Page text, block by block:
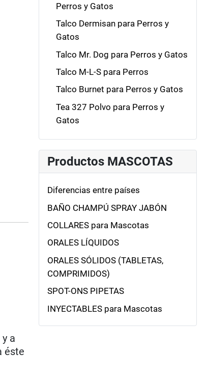
y a
éste
Perros y Gatos
Talco Dermisan para Perros y
Gatos
Talco Mr. Dog para Perros y Gatos
Talco M-L-S para Perros
Talco Burnet para Perros y Gatos
Tea 327 Polvo para Perros y
Gatos
Productos MASCOTAS
Diferencias entre países
BAÑO CHAMPÚ SPRAY JABÓN
COLLARES para Mascotas
ORALES LÍQUIDOS
ORALES SÓLIDOS (TABLETAS,
COMPRIMIDOS)
SPOT-ONS PIPETAS
INYECTABLES para Mascotas